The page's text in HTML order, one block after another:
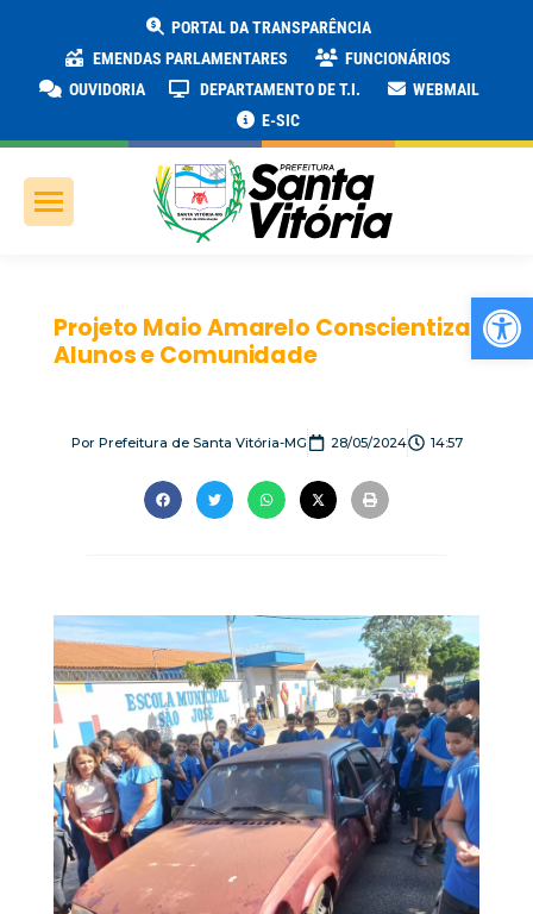
PORTAL DA TRANSPARÊNCIA
EMENDAS PARLAMENTARES
FUNCIONÁRIOS
OUVIDORIA
DEPARTAMENTO DE T.I.
WEBMAIL
E-SIC
Projeto Maio Amarelo Conscientiza
Alunos e Comunidade
PorPrefeitura de Santa Vitória-MG 28/05/2024 14:57